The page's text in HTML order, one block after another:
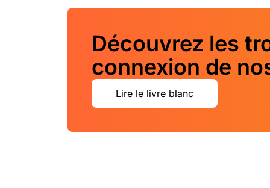
Découvrez les
connexion de
Lire le livre blanc